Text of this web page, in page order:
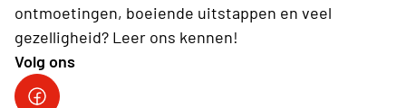
ontmoetingen, boeiende uitstappen en veel
gezelligheid? Leer ons kennen!
Volg ons